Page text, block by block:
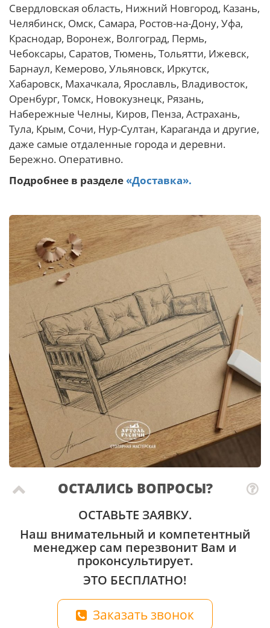
Свердловская область, Нижний Новгород, Казань,
Челябинск, Омск, Самара, Ростов-на-Дону, Уфа,
Краснодар, Воронеж, Волгоград, Пермь,
Чебоксары, Саратов, Тюмень, Тольятти, Ижевск,
Барнаул, Кемерово, Ульяновск, Иркутск,
Хабаровск, Махачкала, Ярославль, Владивосток,
Оренбург, Томск, Новокузнецк, Рязань,
Набережные Челны, Киров, Пенза, Астрахань,
Тула, Крым, Сочи, Нур-Султан, Караганда и другие,
даже самые отдаленные города и деревни.
Бережно. Оперативно.
Подробнее в разделе «Доставка».
ОСТАЛИСЬ ВОПРОСЫ?
ОСТАВЬТЕ ЗАЯВКУ.
Наш внимательный и компетентный
менеджер сам перезвонит Вам и
проконсультирует.
ЭТО БЕСПЛАТНО!
Заказать звонок